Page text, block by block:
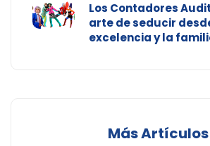
Los Contadores
arte de seducir
excelencia y la
Más Artículos